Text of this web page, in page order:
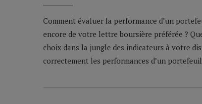
Comment évaluer la performance d’un
encore de votre lettre boursière préférée ?
choix dans la jungle des indicateurs à votre
correctement les performances d’un